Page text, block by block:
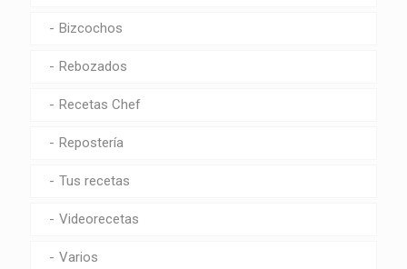
Bizcochos
Rebozados
Recetas Chef
Repostería
Tus recetas
Videorecetas
Varios